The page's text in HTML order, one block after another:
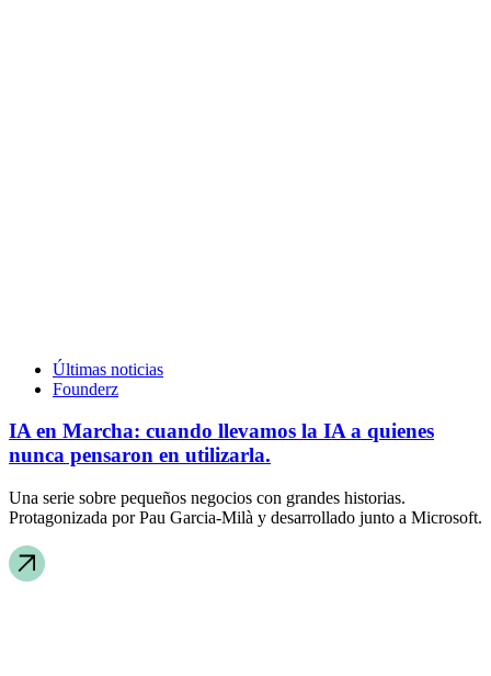
Últimas noticias
Founderz
IA en Marcha: cuando llevamos la IA a quienes
nunca pensaron en utilizarla.
Una serie sobre pequeños negocios con grandes historias.
Protagonizada por Pau Garcia-Milà y desarrollado junto a Microsoft.